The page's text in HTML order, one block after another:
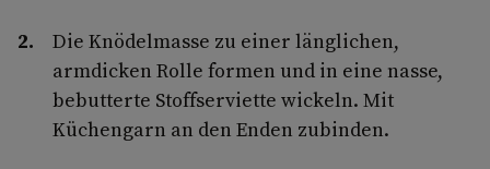
Die Knödelmasse zu einer länglichen,
armdicken Rolle formen und in eine nasse,
bebutterte Stoffserviette wickeln. Mit
Küchengarn an den Enden zubinden.